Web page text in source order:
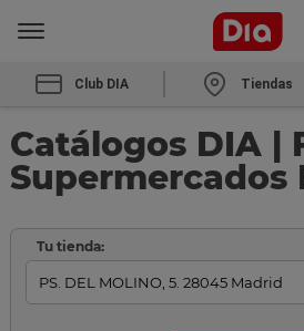
Club DIA Tiendas
Catálogos DIA |
Supermercados
Tu tienda: